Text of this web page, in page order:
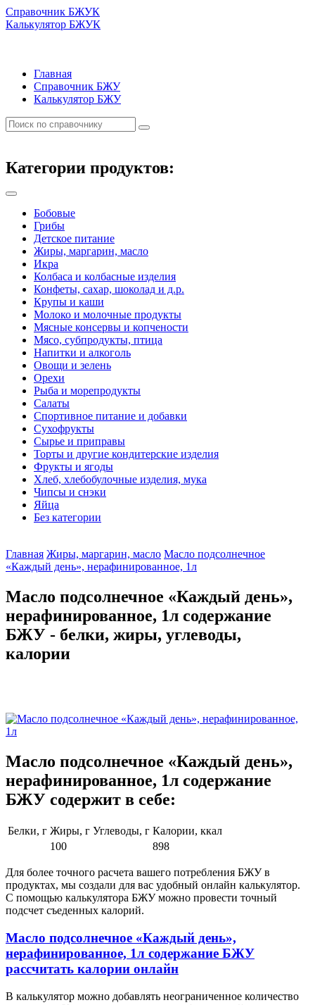
Справочник БЖУК
Калькулятор БЖУК
Главная
Справочник БЖУ
Калькулятор БЖУ
Категории продуктов:
Бобовые
Грибы
Детское питание
Жиры, маргарин, масло
Икра
Колбаса и колбасные изделия
Конфеты, сахар, шоколад и д.р.
Крупы и каши
Молоко и молочные продукты
Мясные консервы и копчености
Мясо, субпродукты, птица
Напитки и алкоголь
Овощи и зелень
Орехи
Рыба и морепродукты
Салаты
Спортивное питание и добавки
Сухофрукты
Сырье и приправы
Торты и другие кондитерские изделия
Фрукты и ягоды
Хлеб, хлебобулочные изделия, мука
Чипсы и снэки
Яйца
Без категории
Главная Жиры, маргарин, масло Масло подсолнечное
«Каждый день», нерафинированное, 1л
Масло подсолнечное «Каждый день»,
нерафинированное, 1л содержание
БЖУ - белки, жиры, углеводы,
калории
Масло подсолнечное «Каждый день»,
нерафинированное, 1л содержание
БЖУ содержит в себе:
Белки, г Жиры, г Углеводы, г Калории, ккал
100
898
Для более точного расчета вашего потребления БЖУ в
продуктах, мы создали для вас удобный онлайн калькулятор.
С помощью калькулятора БЖУ можно провести точный
подсчет съеденных калорий.
Масло подсолнечное «Каждый день»,
нерафинированное, 1л содержание БЖУ
рассчитать калории онлайн
В калькулятор можно добавлять неограниченное количество